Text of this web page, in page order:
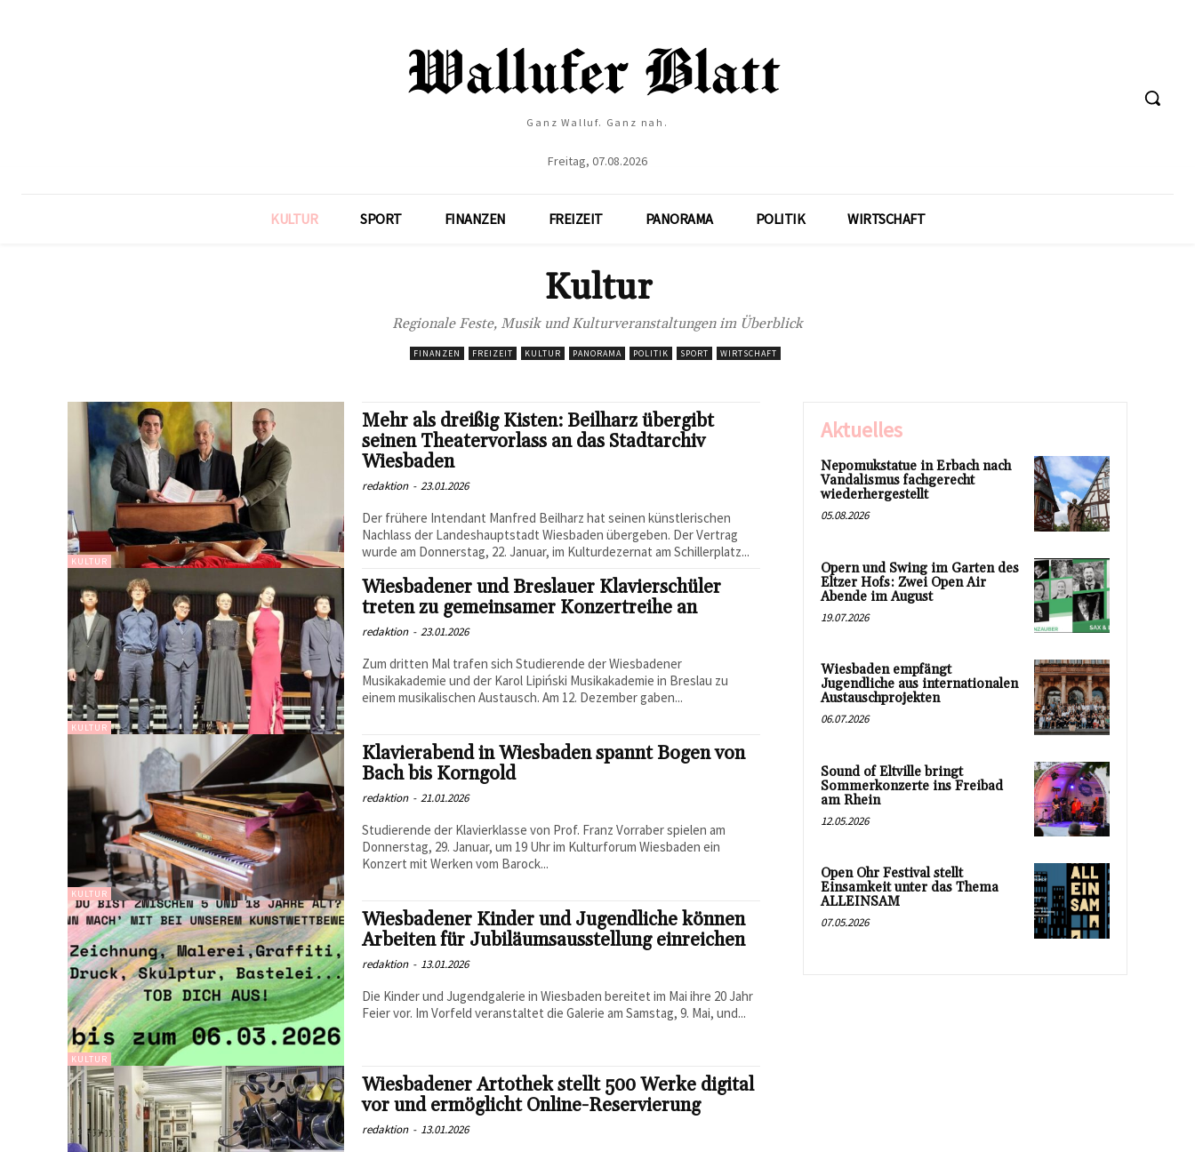
Ganz Walluf. Ganz nah.
Freitag, 07.08.2026
KULTUR SPORT FINANZEN FREIZEIT PANORAMA POLITIK WIRTSCHAFT
Kultur
Regionale Feste, Musik und Kulturveranstaltungen im Überblick
FINANZEN FREIZEIT KULTUR PANORAMA POLITIK SPORT WIRTSCHAFT
KULTUR
Mehr als dreißig Kisten: Beilharz übergibt
seinen Theatervorlass an das Stadtarchiv
Wiesbaden
redaktion - 23.01.2026
Der frühere Intendant Manfred Beilharz hat seinen künstlerischen
Nachlass der Landeshauptstadt Wiesbaden übergeben. Der Vertrag
wurde am Donnerstag, 22. Januar, im Kulturdezernat am Schillerplatz...
KULTUR
Wiesbadener und Breslauer Klavierschüler
treten zu gemeinsamer Konzertreihe an
redaktion - 23.01.2026
Zum dritten Mal trafen sich Studierende der Wiesbadener
Musikakademie und der Karol Lipiński Musikakademie in Breslau zu
einem musikalischen Austausch. Am 12. Dezember gaben...
KULTUR
Klavierabend in Wiesbaden spannt Bogen von
Bach bis Korngold
redaktion - 21.01.2026
Studierende der Klavierklasse von Prof. Franz Vorraber spielen am
Donnerstag, 29. Januar, um 19 Uhr im Kulturforum Wiesbaden ein
Konzert mit Werken vom Barock...
KULTUR
Wiesbadener Kinder und Jugendliche können
Arbeiten für Jubiläumsausstellung einreichen
redaktion - 13.01.2026
Die Kinder und Jugendgalerie in Wiesbaden bereitet im Mai ihre 20 Jahr
Feier vor. Im Vorfeld veranstaltet die Galerie am Samstag, 9. Mai, und...
Wiesbadener Artothek stellt 500 Werke digital
vor und ermöglicht Online-Reservierung
redaktion - 13.01.2026
Aktuelles
Nepomukstatue in Erbach nach
Vandalismus fachgerecht
wiederhergestellt
05.08.2026
Opern und Swing im Garten des
Eltzer Hofs: Zwei Open Air
Abende im August
19.07.2026
Wiesbaden empfängt
Jugendliche aus internationalen
Austauschprojekten
06.07.2026
Sound of Eltville bringt
Sommerkonzerte ins Freibad
am Rhein
12.05.2026
Open Ohr Festival stellt
Einsamkeit unter das Thema
ALLEINSAM
07.05.2026